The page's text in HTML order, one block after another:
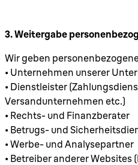
3. Weitergabe
Wir geben
• Unternehmen unserer
• Dienstleister
Versandunternehmen etc.)
• Rechts- und Finanzberater
• Betrugs- und
• Werbe- und Analysepartner
• Betreiber anderer